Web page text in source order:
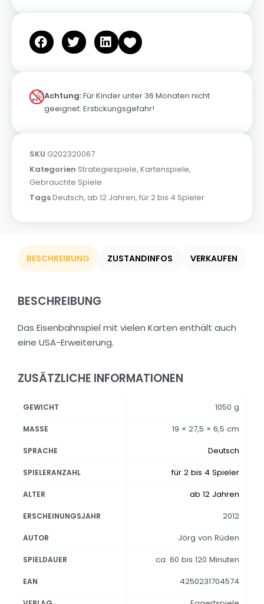
Achtung:Für Kinder unter 36 Monaten nicht
geeignet. Erstickungsgefahr!
SKU G202320067
Kategorien Strategiespiele, Kartenspiele,
Gebrauchte Spiele
TagsDeutsch, ab 12 Jahren, für 2 bis 4 Spieler
BESCHREIBUNG ZUSTANDINFOS VERKAUFEN
BESCHREIBUNG
Das Eisenbahnspiel mit vielen Karten enthält auch
eine USA-Erweiterung.
ZUSÄTZLICHE INFORMATIONEN
GEWICHT 1050 g
MASSE 19 × 27,5 × 6,5 cm
SPRACHE Deutsch
SPIELERANZAHL für 2 bis 4 Spieler
ALTER ab 12 Jahren
ERSCHEINUNGSJAHR 2012
AUTOR Jörg von Rüden
SPIELDAUER ca. 60 bis 120 Minuten
EAN 4250231704574